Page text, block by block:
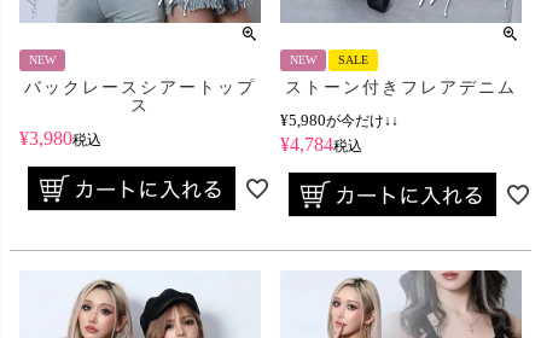
NEW
バックレースシアートップ
ス
¥3,980税込
NEW SALE
ストーン付きフレアデニム
¥5,980が今だけ↓↓
¥4,784税込